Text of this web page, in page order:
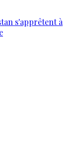
s'apprêtent à